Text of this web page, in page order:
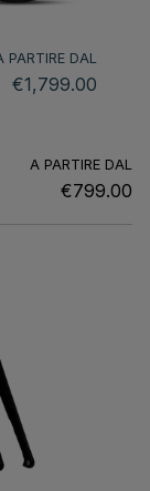
PARTIRE DAL
€1,799.00
A PARTIRE DAL
€799.00